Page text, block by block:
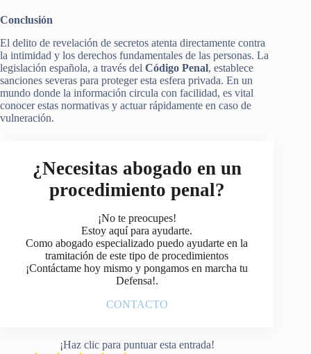
Conclusión
El delito de revelación de secretos atenta directamente contra
la intimidad y los derechos fundamentales de las personas. La
legislación española, a través del Código Penal, establece
sanciones severas para proteger esta esfera privada. En un
mundo donde la información circula con facilidad, es vital
conocer estas normativas y actuar rápidamente en caso de
vulneración.
¿Necesitas abogado en un
procedimiento penal?
¡No te preocupes!
Estoy aquí para ayudarte.
Como abogado especializado puedo ayudarte en la
tramitación de este tipo de procedimientos
¡Contáctame hoy mismo y pongamos en marcha tu
Defensa!.
CONTACTO
¡Haz clic para puntuar esta entrada!